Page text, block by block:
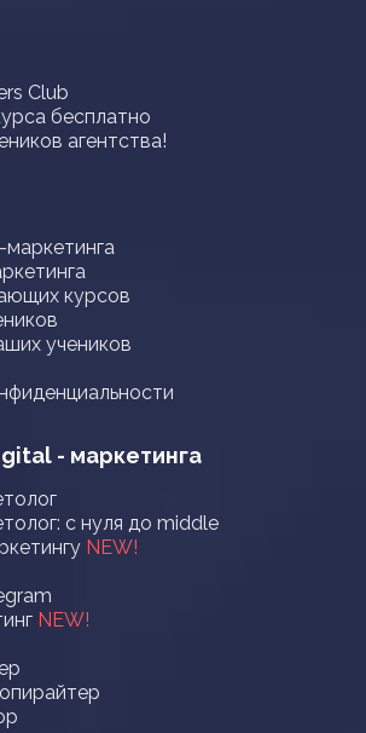
Club
бесплатно
агентства!
курсов
учеников
- маркетинга
с нуля до middle
NEW!
NEW!